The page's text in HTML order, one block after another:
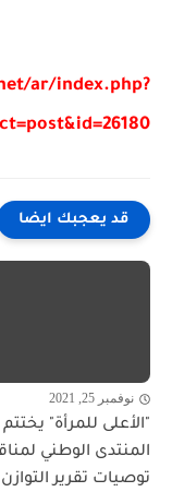
ar/index.php?
قد يعجبك ايضا
نوفمبر 25, 2021
"الأعلى للمرأة"
المنتدى الوطني
توصيات تقرير